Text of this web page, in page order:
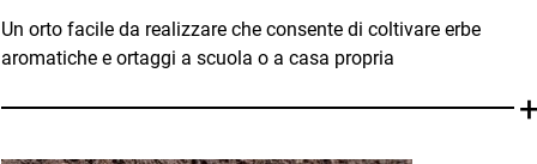
Un orto facile da realizzare che consente di coltivare erbe
aromatiche e ortaggi a scuola o a casa propria